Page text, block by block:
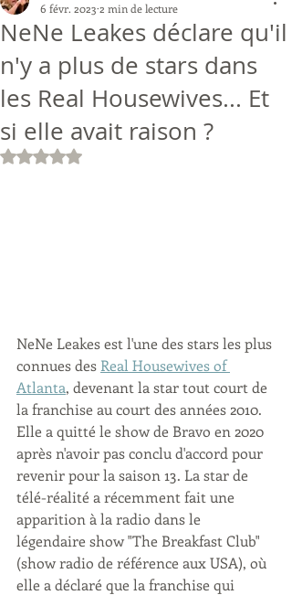
NeNe Leakes déclare qu'il
n'y a plus de stars dans
les Real Housewives... Et
si elle avait raison ?
6 févr. 2023 2 min de lecture
Noté NaN étoiles sur 5.
NeNe Leakes est l'une des stars les plus
connues des Real Housewives of
Atlanta, devenant la star tout court de
la franchise au court des années 2010.
Elle a quitté le show de Bravo en 2020
après n'avoir pas conclu d'accord pour
revenir pour la saison 13. La star de
télé-réalité a récemment fait une
apparition à la radio dans le
légendaire show "The Breakfast Club"
(show radio de référence aux USA), où
elle a déclaré que la franchise qui